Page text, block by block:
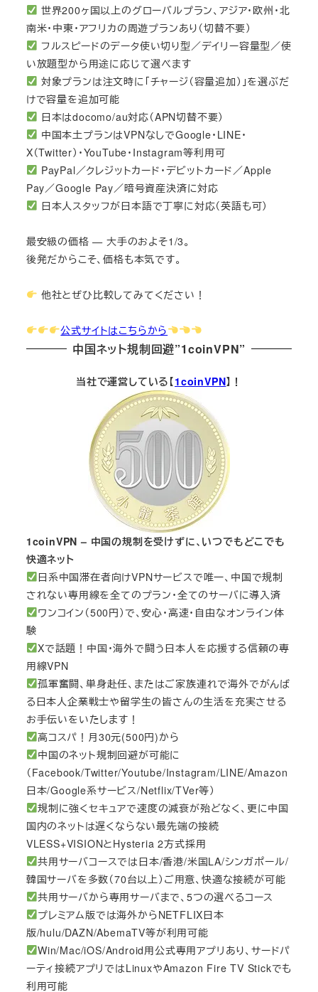
世界200ヶ国以上のグローバルプラン、アジア・欧州・北
南米・中東・アフリカの周遊プランあり（切替不要）
フルスピードのデータ使い切り型／デイリー容量型／使
い放題型から用途に応じて選べます
対象プランは注文時に「チャージ（容量追加）」を選ぶだ
けで容量を追加可能
日本はdocomo/au対応（APN切替不要）
中国本土プランはVPNなしでGoogle・LINE・
X（Twitter）・YouTube・Instagram等利用可
PayPal／クレジットカード・デビットカード／Apple
Pay／Google Pay／暗号資産決済に対応
日本人スタッフが日本語で丁寧に対応（英語も可）
最安級の価格 — 大手のおよそ1/3。
後発だからこそ、価格も本気です。
他社とぜひ比較してみてください！
公式サイトはこちらから
中国ネット規制回避”1coinVPN”
当社で運営している【1coinVPN】！
1coinVPN – 中国の規制を受けずに、いつでもどこでも
快適ネット
日系中国滞在者向けVPNサービスで唯一、中国で規制
されない専用線を全てのプラン・全てのサーバに導入済
ワンコイン（500円）で、安心・高速・自由なオンライン体
験
Xで話題！中国・海外で闘う日本人を応援する信頼の専
用線VPN
孤軍奮闘、単身赴任、またはご家族連れで海外でがんば
る日本人企業戦士や留学生の皆さんの生活を充実させる
お手伝いをいたします！
高コスパ！月30元(500円)から
中国のネット規制回避が可能に
（Facebook/Twitter/Youtube/Instagram/LINE/Amazon
日本/Google系サービス/Netflix/TVer等）
規制に強くセキュアで速度の減衰が殆どなく、更に中国
国内のネットは遅くならない最先端の接続
VLESS+VISIONとHysteria 2方式採用
共用サーバコースでは日本/香港/米国LA/シンガポール/
韓国サーバを多数（70台以上）ご用意、快適な接続が可能
共用サーバから専用サーバまで、5つの選べるコース
プレミアム版では海外からNETFLIX日本
版/hulu/DAZN/AbemaTV等が利用可能
Win/Mac/iOS/Android用公式専用アプリあり、サードパ
ーティ接続アプリではLinuxやAmazon Fire TV Stickでも
利用可能